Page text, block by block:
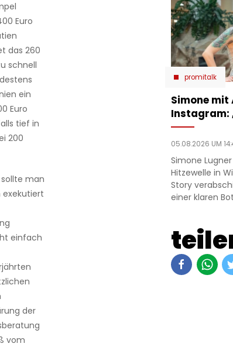
Euro
das 260
schnell
ein
Euro
tief in
200
man
exekutiert
einfach
der
vom
promitalk
Simone mit
Instagram:
05.08.2026 UM
Simone
Hitzewelle in
Story
einer klaren